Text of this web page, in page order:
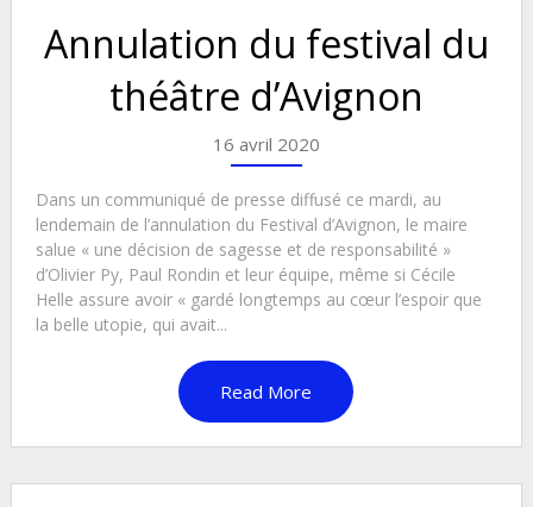
Annulation du festival du
théâtre d’Avignon
16 avril 2020
Dans un communiqué de presse diffusé ce mardi, au
lendemain de l’annulation du Festival d’Avignon, le maire
salue « une décision de sagesse et de responsabilité »
d’Olivier Py, Paul Rondin et leur équipe, même si Cécile
Helle assure avoir « gardé longtemps au cœur l’espoir que
la belle utopie, qui avait...
Read More